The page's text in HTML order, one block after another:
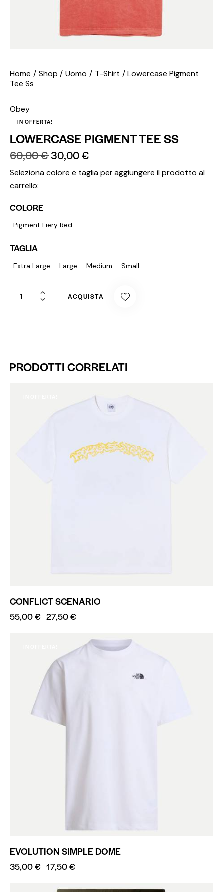
Home Shop Uomo T-Shirt
Lowercase Pigment
Tee Ss
Obey
IN OFFERTA!
LOWERCASE PIGMENT TEE SS
60,00€30,00€
Seleziona colore e taglia per aggiungere il prodotto al
carrello:
COLORE
Pigment Fiery Red
TAGLIA
Extra Large Large Medium Small
ACQUISTA
PRODOTTI CORRELATI
CONFLICT SCENARIO
55,00€ 27,50€
EVOLUTION SIMPLE DOME
35,00€ 17,50€